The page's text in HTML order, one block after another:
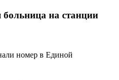
больница на станции
номер в Единой